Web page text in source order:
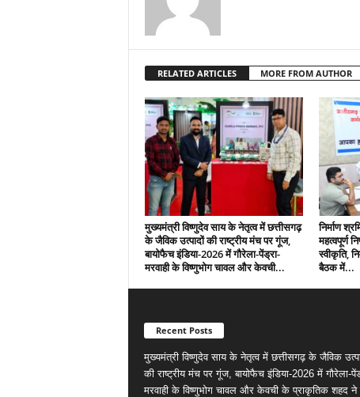
RELATED ARTICLES MORE FROM AUTHOR
मुख्यमंत्री विष्णुदेव साय के नेतृत्व में छत्तीसगढ़
के जैविक उत्पादों की राष्ट्रीय मंच पर गूंज,
बायोफैच इंडिया-2026 में गौरेला-पेंड्रा-
मरवाही के विष्णुभोग चावल और केवची...
निर्माण
महत्वपूर्ण
स्वीकृति,
बैठक में...
Recent Posts
मुख्यमंत्री विष्णुदेव साय के नेतृत्व में छत्तीसगढ़ के जैविक
की राष्ट्रीय मंच पर गूंज, बायोफैच इंडिया-2026 में गौरेला-
मरवाही के विष्णुभोग चावल और केवची के प्राकृतिक शहद ने